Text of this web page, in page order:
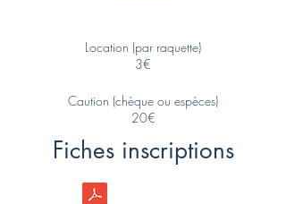
Location (par raquette)
3€
Caution (chèque ou espèces)
20€
Fiches inscriptions